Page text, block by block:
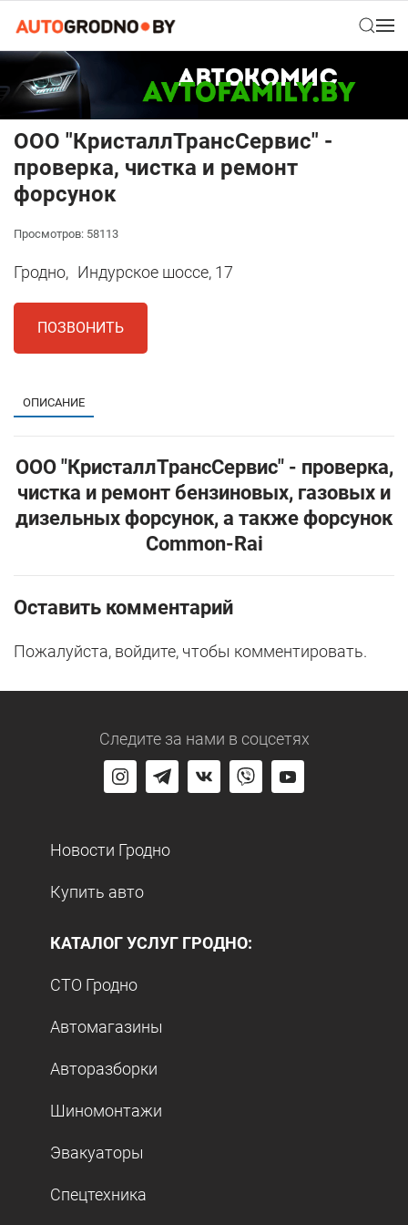
ООО "КристаллТрансСервис" -
проверка, чистка и ремонт
форсунок
Просмотров: 58113
Гродно, Индурское шоссе, 17
ПОЗВОНИТЬ
ОПИСАНИЕ
ООО "КристаллТрансСервис" - проверка,
чистка и ремонт бензиновых, газовых и
дизельных форсунок, а также форсунок
Common-Rai
Оставить комментарий
Пожалуйста, войдите, чтобы комментировать.
Следите за нами в соцсетях
Новости Гродно
Купить авто
КАТАЛОГ УСЛУГ ГРОДНО:
СТО Гродно
Автомагазины
Авторазборки
Шиномонтажи
Эвакуаторы
Спецтехника